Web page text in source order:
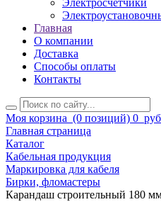
Электросчетчики
Главная
О компании
Доставка
Способы оплаты
Контакты
Моя корзина (0 позиций) 0
Главная страница
Каталог
Кабельная продукция
Маркировка для кабеля
Бирки, фломастеры
Карандаш строительный 180